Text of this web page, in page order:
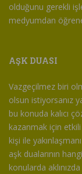
olduğunu gerekli
medyumdan
AŞK DUASI
Vazgeçilmez biri
olsun istiyorsanız
bu konuda kalıcı
kazanmak için etkili
kişi ile
aşk dualarının
konularda